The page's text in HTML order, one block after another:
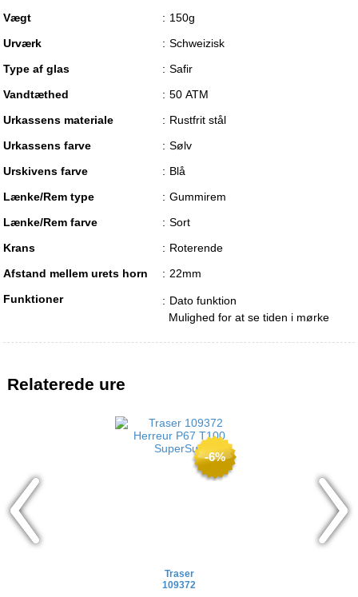
Vægt
150g
Urværk
Schweizisk
Type af glas
Safir
Vandtæthed
50 ATM
Urkassens materiale
Rustfrit stål
Urkassens farve
Sølv
Urskivens farve
Blå
Lænke/Rem type
Gummirem
Lænke/Rem farve
Sort
Krans
Roterende
Afstand mellem urets horn
22mm
Funktioner
Dato funktion
Mulighed for at se tiden i mørke
Relaterede ure
-6%
Traser
109372